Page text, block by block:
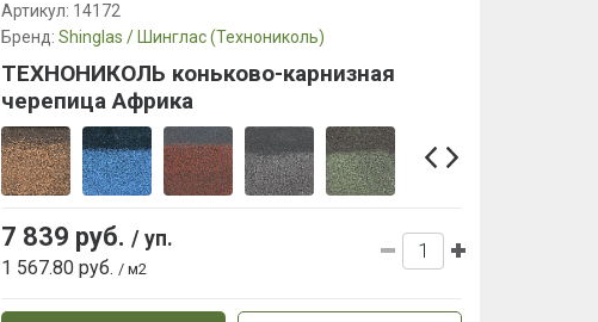
Артикул: 14172
Бренд: Shinglas / Шинглас (Технониколь)
ТЕХНОНИКОЛЬ коньково-карнизная
черепица Африка
7 839 руб. / уп.
1 567.80 руб. / м2